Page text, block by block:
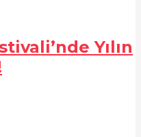
Yılın